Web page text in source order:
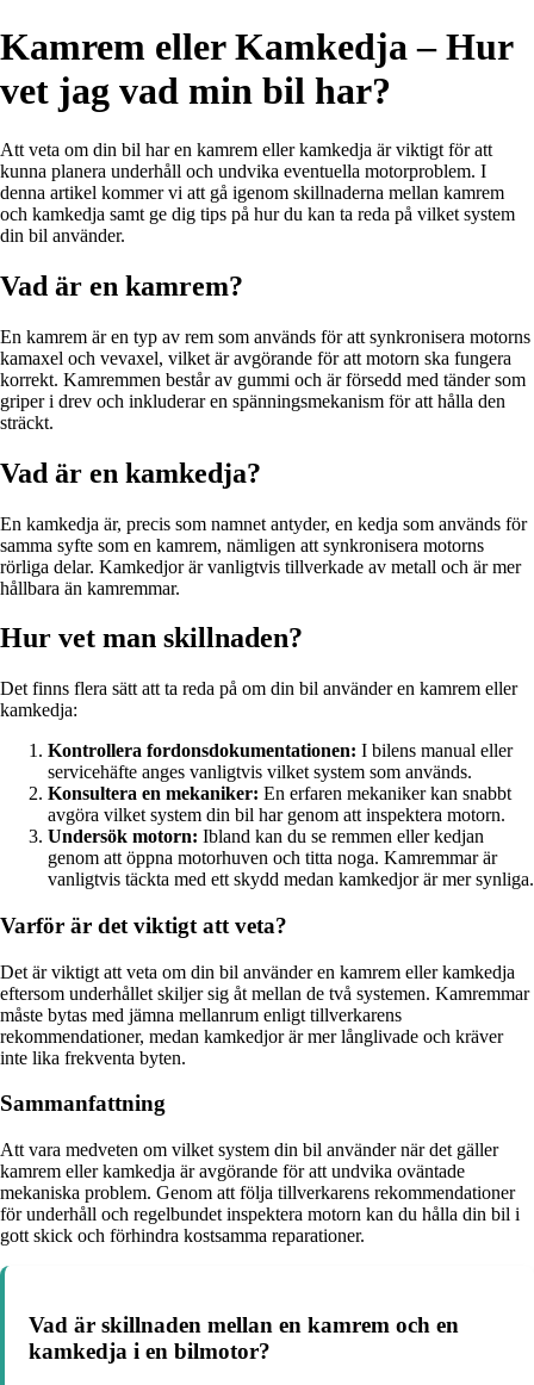
Kamrem eller Kamkedja – Hur
vet jag vad min bil har?
Att veta om din bil har en kamrem eller kamkedja är viktigt för att
kunna planera underhåll och undvika eventuella motorproblem. I
denna artikel kommer vi att gå igenom skillnaderna mellan kamrem
och kamkedja samt ge dig tips på hur du kan ta reda på vilket system
din bil använder.
Vad är en kamrem?
En kamrem är en typ av rem som används för att synkronisera motorns
kamaxel och vevaxel, vilket är avgörande för att motorn ska fungera
korrekt. Kamremmen består av gummi och är försedd med tänder som
griper i drev och inkluderar en spänningsmekanism för att hålla den
sträckt.
Vad är en kamkedja?
En kamkedja är, precis som namnet antyder, en kedja som används för
samma syfte som en kamrem, nämligen att synkronisera motorns
rörliga delar. Kamkedjor är vanligtvis tillverkade av metall och är mer
hållbara än kamremmar.
Hur vet man skillnaden?
Det finns flera sätt att ta reda på om din bil använder en kamrem eller
kamkedja:
Kontrollera fordonsdokumentationen: I bilens manual eller
servicehäfte anges vanligtvis vilket system som används.
Konsultera en mekaniker: En erfaren mekaniker kan snabbt
avgöra vilket system din bil har genom att inspektera motorn.
Undersök motorn: Ibland kan du se remmen eller kedjan
genom att öppna motorhuven och titta noga. Kamremmar är
vanligtvis täckta med ett skydd medan kamkedjor är mer synliga.
Varför är det viktigt att veta?
Det är viktigt att veta om din bil använder en kamrem eller kamkedja
eftersom underhållet skiljer sig åt mellan de två systemen. Kamremmar
måste bytas med jämna mellanrum enligt tillverkarens
rekommendationer, medan kamkedjor är mer långlivade och kräver
inte lika frekventa byten.
Sammanfattning
Att vara medveten om vilket system din bil använder när det gäller
kamrem eller kamkedja är avgörande för att undvika oväntade
mekaniska problem. Genom att följa tillverkarens rekommendationer
för underhåll och regelbundet inspektera motorn kan du hålla din bil i
gott skick och förhindra kostsamma reparationer.
Vad är skillnaden mellan en kamrem och en
kamkedja i en bilmotor?